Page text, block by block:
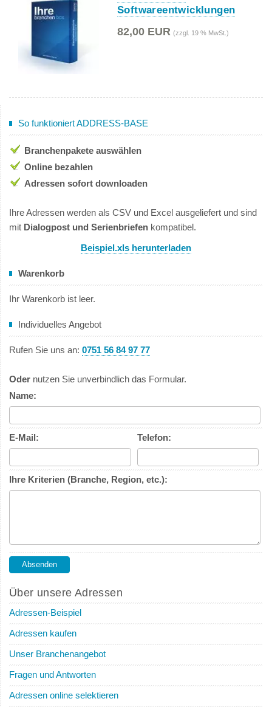
Softwareentwicklungen
82,00 EUR (zzgl. 19 % MwSt.)
So funktioniert ADDRESS-BASE
Branchenpakete auswählen
Online bezahlen
Adressen sofort downloaden
Ihre Adressen werden als CSV und Excel ausgeliefert und sind
mit Dialogpost und Serienbriefen kompatibel.
Beispiel.xls herunterladen
Warenkorb
Ihr Warenkorb ist leer.
Individuelles Angebot
Rufen Sie uns an: 0751 56 84 97 77
Oder nutzen Sie unverbindlich das Formular.
Name:
E-Mail: Telefon:
Ihre Kriterien (Branche, Region, etc.):
Über unsere Adressen
Adressen-Beispiel
Adressen kaufen
Unser Branchenangebot
Fragen und Antworten
Adressen online selektieren